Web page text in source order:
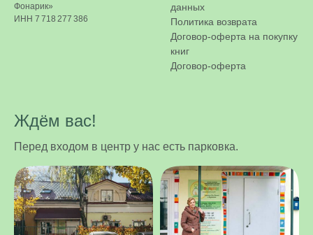
Фонарик»
ИНН 7 718 277 386
данных
Политика возврата
Договор-оферта на покупку
книг
Договор-оферта
Ждём вас!
Перед входом в центр у нас есть парковка.